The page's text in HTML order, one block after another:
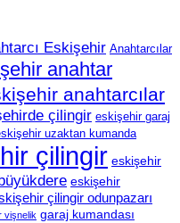
Eskişehir Anahtarcılar
anahtar
anahtarcılar
çilingir eskişehir garaj
uzaktan kumanda
çilingir eskişehir
eskişehir
çilingir odunpazarı
vişnelik garaj kumandası